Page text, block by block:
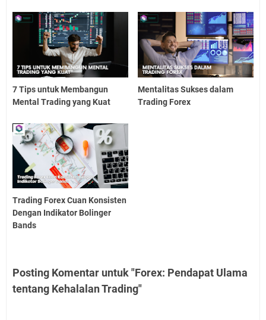
7 Tips untuk Membangun
Mental Trading yang Kuat
Mentalitas Sukses dalam
Trading Forex
Trading Forex Cuan Konsisten
Dengan Indikator Bolinger
Bands
Posting Komentar untuk "Forex: Pendapat Ulama
tentang Kehalalan Trading"